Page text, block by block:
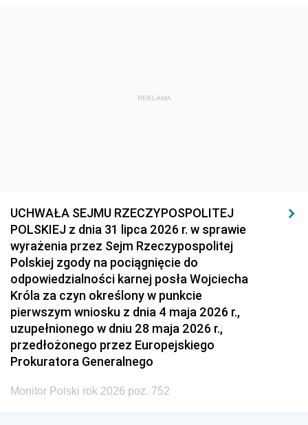
REKLAMA
UCHWAŁA SEJMU RZECZYPOSPOLITEJ
POLSKIEJ z dnia 31 lipca 2026 r. w sprawie
wyrażenia przez Sejm Rzeczypospolitej
Polskiej zgody na pociągnięcie do
odpowiedzialności karnej posła Wojciecha
Króla za czyn określony w punkcie
pierwszym wniosku z dnia 4 maja 2026 r.,
uzupełnionego w dniu 28 maja 2026 r.,
przedłożonego przez Europejskiego
Prokuratora Generalnego
Monitor Polski rok 2026 poz. 752